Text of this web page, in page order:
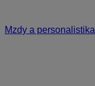
Mzdy a personalistika